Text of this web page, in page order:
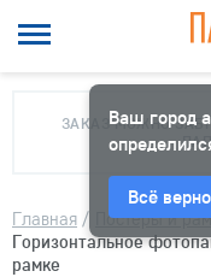
Ваш город
Всё верно
ЗАКАЗ МОЖНО
Главная / Постеры и
Горизонтальное
рамке